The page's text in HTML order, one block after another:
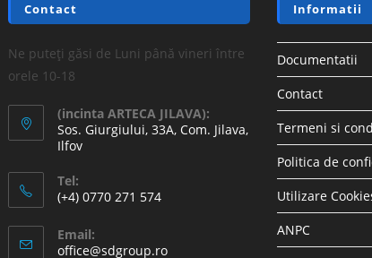
Contact
Ne puteți găsi de Luni până vineri între
orele 10-18
(incinta ARTECA JILAVA):
Sos. Giurgiului, 33A, Com. Jilava,
Ilfov
Tel:
(+4) 0770 271 574
Email:
office@sdgroup.ro
Informatii
Documentatii
Contact
Termeni si
Politica de
Utilizare
ANPC